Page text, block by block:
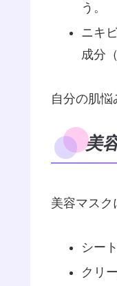
う。
ニキ
成分
自分の肌悩
美
美容マスク
シー
クリ